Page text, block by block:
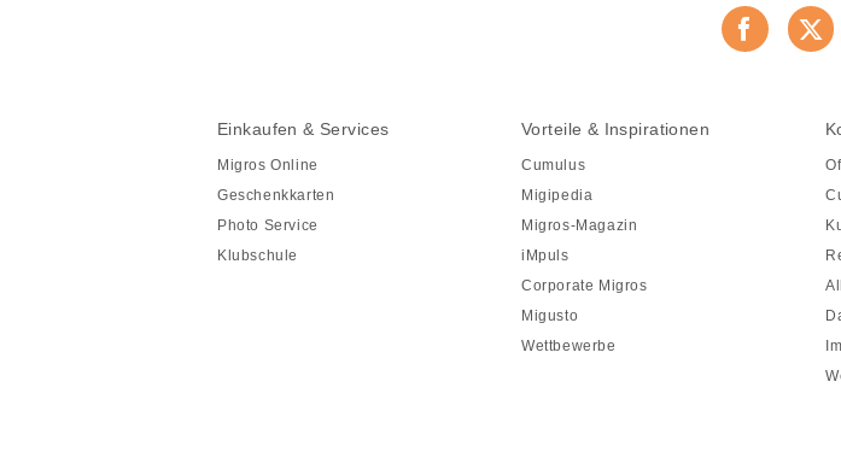
Einkaufen & Services
Migros Online
Geschenkkarten
Photo Service
Klubschule
Vorteile & Inspirationen
Cumulus
Migipedia
Migros-Magazin
iMpuls
Corporate Migros
Migusto
Wettbewerbe